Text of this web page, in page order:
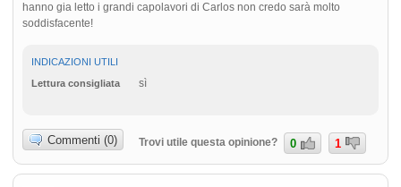
hanno gia letto i grandi capolavori di Carlos non credo sarà molto
soddisfacente!
INDICAZIONI UTILI
Lettura consigliata
sì
Commenti (0) Trovi utile questa opinione? 0 1